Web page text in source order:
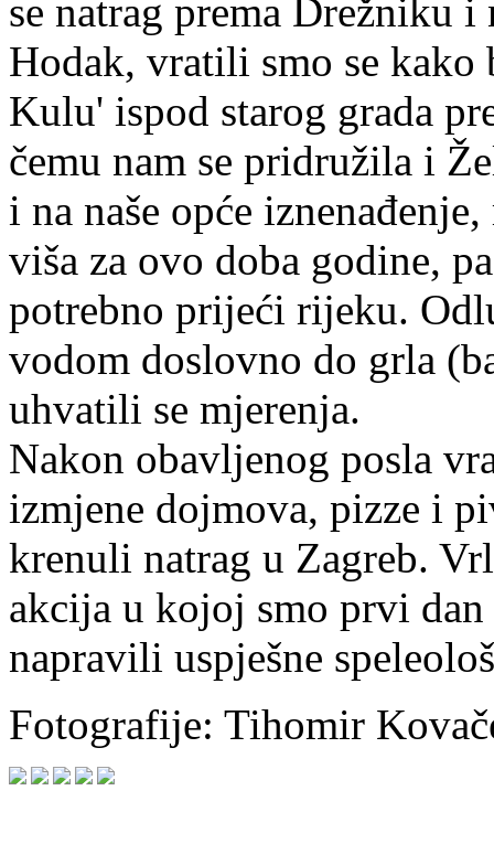
se natrag prema Drežniku
Hodak, vratili smo se
Kulu' ispod starog grada
čemu nam se pridružila i
i na naše opće
viša za ovo doba godine,
potrebno prijeći rijeku.
vodom doslovno do grla
uhvatili se mjerenja.
Nakon obavljenog posla
izmjene dojmova, pizze i
krenuli natrag u Zagreb.
akcija u kojoj smo prvi
napravili uspješne
Fotografije: Tihomir